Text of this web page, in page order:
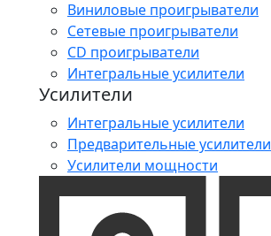
Виниловые проигрыватели
Сетевые проигрыватели
CD проигрыватели
Интегральные усилители
Усилители
Интегральные усилители
Предварительные усилители
Усилители мощности